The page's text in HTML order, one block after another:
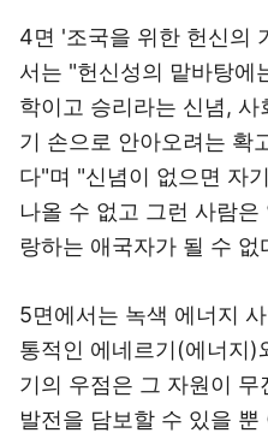
4면 '조국을 위한 헌신의
서는 "헌신성의 맡바탕에
학이고 승리라는 신념,
기 손으로 안아오려는 확
다"며 "신념이 없으면 자
나올 수 없고 그런 사람
랑하는 애국자가 될 수 없
5면에서는 녹색 에너지
통적인 에네르기(에너지)
기의 우점은 그 자원이
발전을 담보할 수 있을